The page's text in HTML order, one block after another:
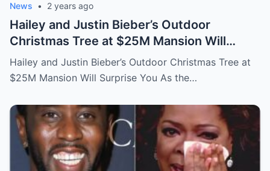
News • 2 years ago
Hailey and Justin Bieber’s Outdoor
Christmas Tree at $25M Mansion Will
Surprise You
Hailey and Justin Bieber’s Outdoor Christmas Tree at
$25M Mansion Will Surprise You As the…